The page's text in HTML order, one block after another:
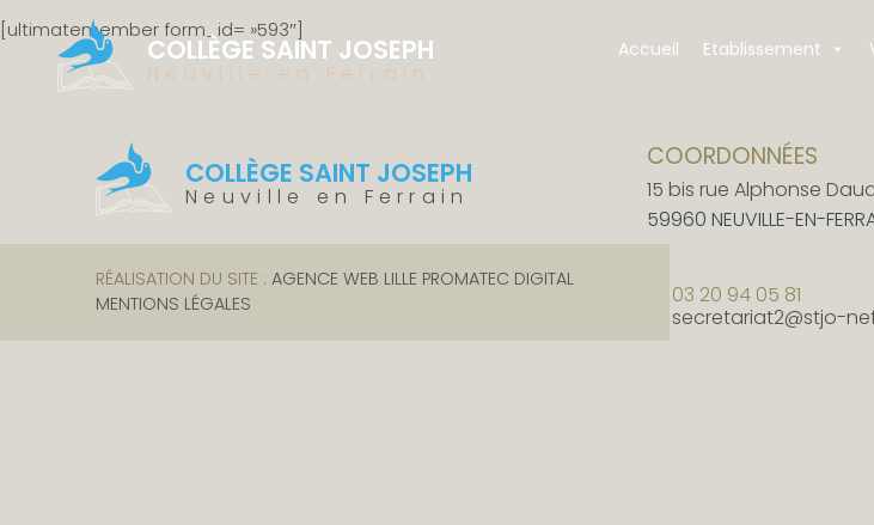
COLLÈGE SAINT JOSEPH
Neuville en Ferrain
Accueil Etablissement
[ultimatemember form_id= »593″]
COLLÈGE SAINT JOSEPH
Neuville en Ferrain
RÉALISATION DU SITE : AGENCE WEB LILLE PROMATEC DIGITAL
MENTIONS LÉGALES
COORDONNÉES
15 bis rue Alphonse
59960 NEUVILLE-EN-
03 20 94 05 81
secretariat2@stjo-